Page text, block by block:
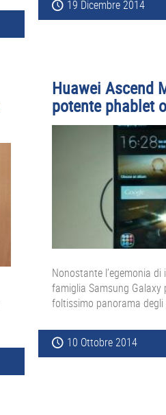
19 Dicembre 2014
Huawei Ascend
potente phablet
Nonostante l’egemonia di
famiglia Samsung
foltissimo panorama
10 Ottobre 2014